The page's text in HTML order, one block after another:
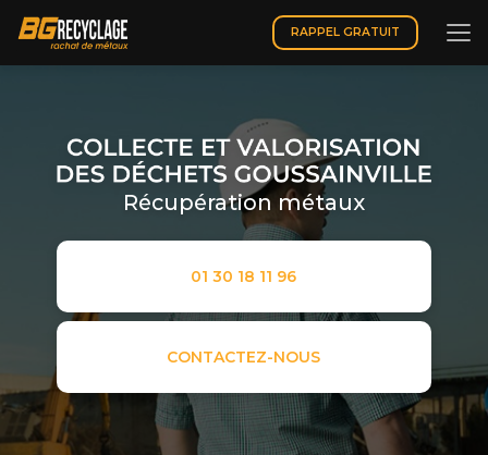
contenu
principal
RAPPEL GRATUIT
Récupération métaux
01 30 18 11 96
CONTACTEZ-NOUS